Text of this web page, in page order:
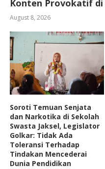
Konten Provokatif di
August 8, 2026
Soroti Temuan Senjata
dan Narkotika di Sekolah
Swasta Jaksel, Legislator
Golkar: Tidak Ada
Toleransi Terhadap
Tindakan Mencederai
Dunia Pendidikan